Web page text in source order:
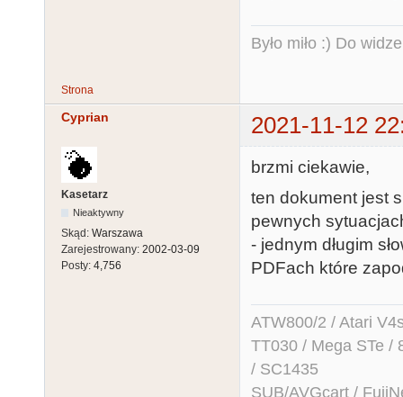
Było miło :) Do
Strona
Cyprian 2021-11-12
Kasetarz
Nieaktywny
Skąd: Warszawa
Zarejestrowany: 2002-03-09
Posty: 4,756
brzmi ciekawie,
ten dokument jest
pewnych
- jednym długim
PDFach które
ATW800/2 / Atari
TT030 / Mega STe /
/ SC1435
SUB/AVGcart /